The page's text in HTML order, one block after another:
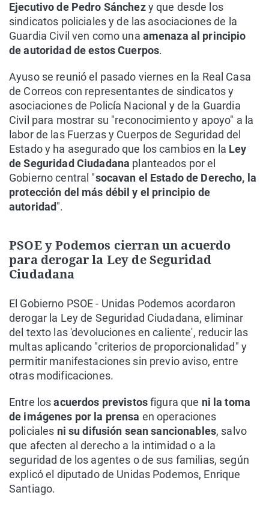
Ejecutivo de Pedro Sánchezy que desde los
sindicatos policiales y de las asociaciones de la
Guardia Civil ven como una amenaza al principio
de autoridad de estos Cuerpos.
Ayuso se reunió el pasado viernes en la Real Casa
de Correos con representantes de sindicatos y
asociaciones de Policía Nacional y de la Guardia
Civil para mostrar su "reconocimiento y apoyo" a la
labor de las Fuerzas y Cuerpos de Seguridad del
Estado y ha asegurado que los cambios en la Ley
de Seguridad Ciudadana planteados por el
Gobierno central "socavan el Estado de Derecho, la
protección del más débil y el principio de
autoridad".
PSOE y Podemos cierran un acuerdo
para derogar la Ley de Seguridad
Ciudadana
El Gobierno PSOE - Unidas Podemos acordaron
derogar la Ley de Seguridad Ciudadana, eliminar
del texto las 'devoluciones en caliente', reducir las
multas aplicando "criterios de proporcionalidad" y
permitir manifestaciones sin previo aviso, entre
otras modificaciones.
Entre losacuerdos previstosfigura que ni la toma
de imágenes por la prensa en operaciones
policiales ni su difusión sean sancionables, salvo
que afecten al derecho a la intimidad o a la
seguridad de los agentes o de sus familias, según
explicó el diputado de Unidas Podemos, Enrique
Santiago.